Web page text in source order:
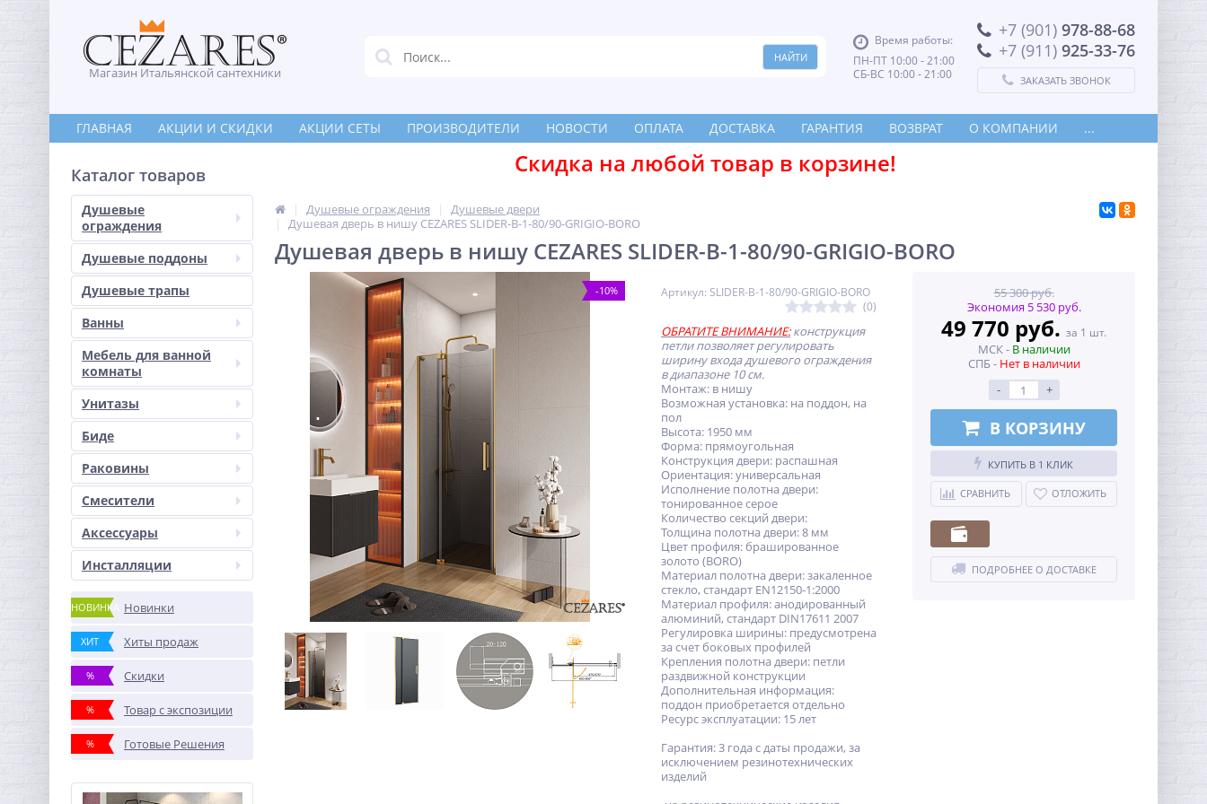
Магазин Итальянской сантехники
Время работы:
ПН-ПТ 10:00 - 21:00
СБ-ВС 10:00 - 21:00
+7 (901) 978-88-68
+7 (911) 925-33-76
ЗАКАЗАТЬ ЗВОНОК
ГЛАВНАЯ АКЦИИ И СКИДКИ АКЦИИ СЕТЫ ПРОИЗВОДИТЕЛИ НОВОСТИ ОПЛАТА ДОСТАВКА ГАРАНТИЯ ВОЗВРАТ О КОМПАНИИ ...
Каталог товаров
Душевые
ограждения
Душевые поддоны
Душевые трапы
Ванны
Мебель для ванной
комнаты
Унитазы
Биде
Раковины
Смесители
Аксессуары
Инсталляции
НОВИНКА Новинки
ХИТ Хиты продаж
% Скидки
% Товар с экспозиции
% Готовые Решения
Скидка на любой товар в корзине!
Душевые ограждения
Душевые двери
Душевая дверь в нишу CEZARES SLIDER-B-1-80/90-GRIGIO-BORO
Душевая дверь в нишу CEZARES SLIDER-B-1-80/90-GRIGIO-BORO
-10%
Артикул: SLIDER-B-1-80/90-GRIGIO-BORO
(0)
ОБРАТИТЕ ВНИМАНИЕ:конструкция
петли позволяет регулировать
ширину входа душевого ограждения
в диапазоне 10 см.
Монтаж: в нишу
Возможная установка: на поддон, на
пол
Высота: 1950 мм
Форма: прямоугольная
Конструкция двери: распашная
Ориентация: универсальная
Исполнение полотна двери:
тонированное серое
Количество секций двери:
Толщина полотна двери: 8 мм
Цвет профиля: брашированное
золото (BORO)
Материал полотна двери: закаленное
стекло, стандарт EN12150-1:2000
Материал профиля: анодированный
алюминий, стандарт DIN17611 2007
Регулировка ширины: предусмотрена
за счет боковых профилей
Крепления полотна двери: петли
раздвижной конструкции
Дополнительная информация:
поддон приобретается отдельно
Ресурс эксплуатации: 15 лет
Гарантия: 3 года с даты продажи, за
исключением резинотехнических
изделий
55 300 руб.
Экономия 5 530 руб.
49 770 руб. за 1 шт.
МСК - В наличии
СПБ - Нет в наличии
-
+
В КОРЗИНУ
КУПИТЬ В 1 КЛИК
СРАВНИТЬ ОТЛОЖИТЬ
ПОДРОБНЕЕ О ДОСТАВКЕ